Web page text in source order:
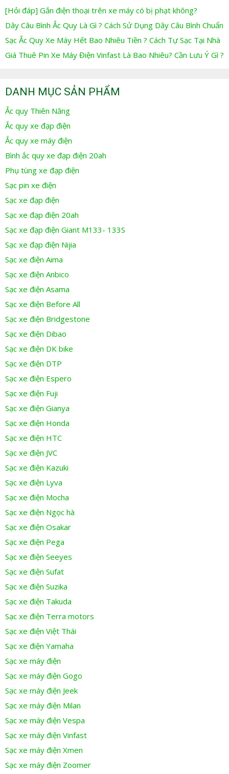
[Hỏi đáp] Gắn điện thoại trên xe máy có bị phạt không?
Dây Câu Bình Ắc Quy Là Gì ? Cách Sử Dụng Dây Câu Bình Chuẩn
Sạc Ắc Quy Xe Máy Hết Bao Nhiêu Tiền ? Cách Tự Sạc Tại Nhà
Giá Thuê Pin Xe Máy Điện Vinfast Là Bao Nhiêu? Cần Lưu Ý Gì ?
DANH MỤC SẢN PHẨM
Ắc quy Thiên Năng
Ắc quy xe đạp điện
Ắc quy xe máy điện
Bình ắc quy xe đạp điện 20ah
Phụ tùng xe đạp điện
Sạc pin xe điện
Sạc xe đạp điện
Sạc xe đạp điện 20ah
Sạc xe đạp điện Giant M133- 133S
Sạc xe đạp điện Nijia
Sạc xe điện Aima
Sạc xe điện Anbico
Sạc xe điện Asama
Sạc xe điện Before All
Sạc xe điện Bridgestone
Sạc xe điện Dibao
Sạc xe điện DK bike
Sạc xe điện DTP
Sạc xe điện Espero
Sạc xe điện Fuji
Sạc xe điện Gianya
Sạc xe điện Honda
Sạc xe điện HTC
Sạc xe điện JVC
Sạc xe điện Kazuki
Sạc xe điện Lyva
Sạc xe điện Mocha
Sạc xe điện Ngọc hà
Sạc xe điện Osakar
Sạc xe điện Pega
Sạc xe điện Seeyes
Sạc xe điện Sufat
Sạc xe điện Suzika
Sạc xe điện Takuda
Sạc xe điện Terra motors
Sạc xe điện Việt Thái
Sạc xe điện Yamaha
Sạc xe máy điện
Sạc xe máy điện Gogo
Sạc xe máy điện Jeek
Sạc xe máy điện Milan
Sạc xe máy điện Vespa
Sạc xe máy điện Vinfast
Sạc xe máy điện Xmen
Sạc xe máy điện Zoomer